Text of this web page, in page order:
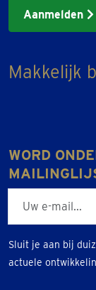
Aanmelden
Makkelijk
WORD
Sluit je aan bij
actuele